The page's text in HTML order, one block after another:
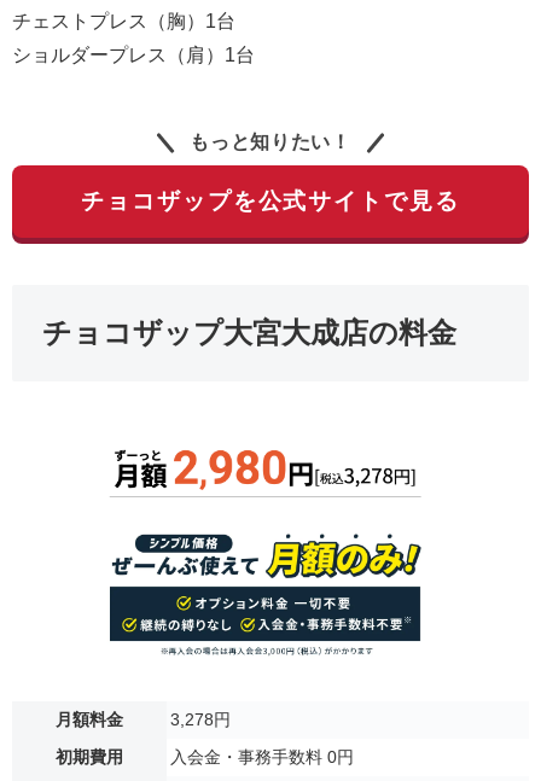
チェストプレス（胸）1台
ショルダープレス（肩）1台
もっと知りたい！
チョコザップを公式サイトで見る
チョコザップ大宮大成店の料金
月額料金
3,278円
初期費用
入会金・事務手数料 0円